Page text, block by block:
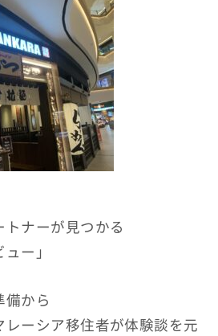
ナーが見つかる
ー」
備から
ーシア移住者が体験談を元